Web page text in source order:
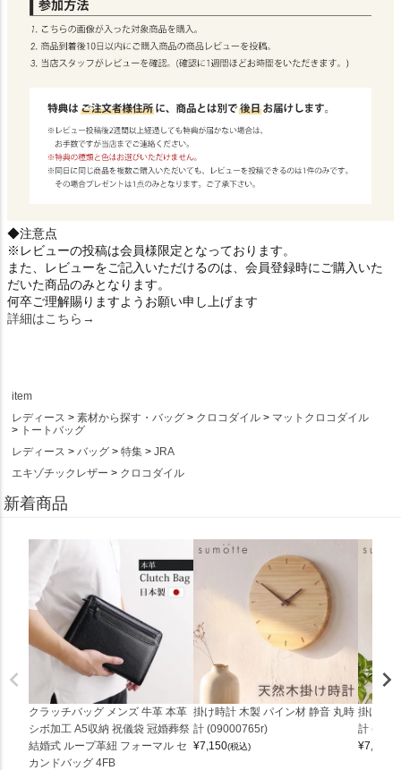
◆注意点
※レビューの投稿は会員様限定となっております。
また、レビューをご記入いただけるのは、会員登録時にご購入いた
だいた商品のみとなります。
何卒ご理解賜りますようお願い申し上げます
詳細はこちら→
item
レディース
素材から探す・バッグ クロコダイル
マットクロコダイル
トートバッグ
レディース
バッグ 特集
JRA
エキゾチックレザー
クロコダイル
新着商品
クラッチバッグ メンズ 牛革 本革
シボ加工 A5収納 祝儀袋 冠婚葬祭
結婚式 ループ革紐 フォーマル セ
カンドバッグ 4FB
掛け時計 木製 パイン材 静音 丸時
計 (09000765r)
¥7,150(税込)
掛け時
計
¥7,150